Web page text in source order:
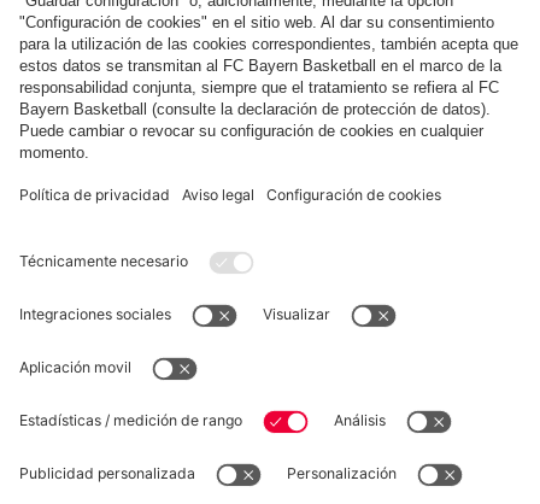
Pago y entrega
FC Bayern Store App
Privacidad
Configuración de las cookies